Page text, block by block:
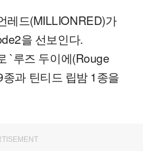
레드(MILLIONRED)가
을 선보인다.
`루즈 두이에(Rouge
과 틴티드 립밤 1종을